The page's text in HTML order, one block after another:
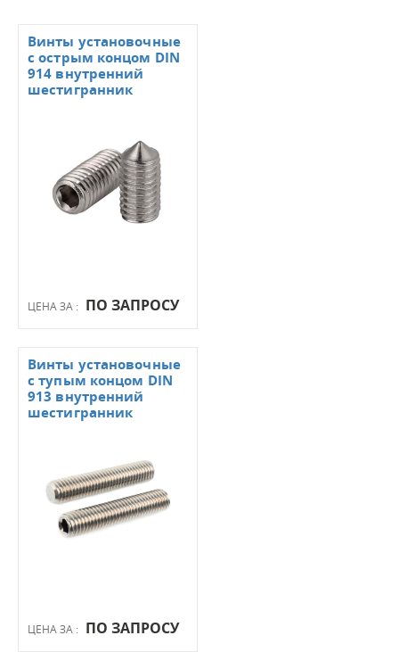
ЦЕНА ЗА : ПО ЗАПРОСУ
Винты установочные
с острым концом DIN
914 внутренний
шестигранник
ЦЕНА ЗА : ПО ЗАПРОСУ
Винты установочные
с тупым концом DIN
913 внутренний
шестигранник